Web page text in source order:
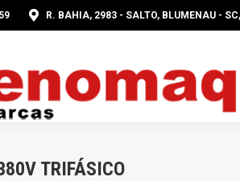
R. BAHIA, 2983 - SALTO, BLUMENAU -
TRIFÁSICO